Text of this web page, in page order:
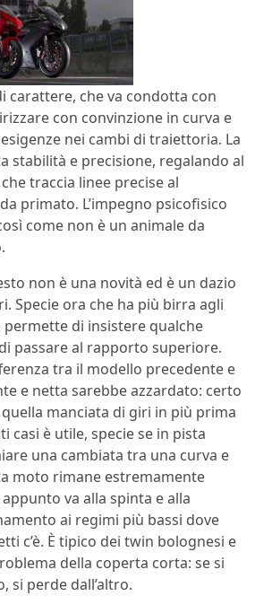
carattere, che va condotta con
con convinzione in curva e
nei cambi di traiettoria. La
stabilità e precisione, regalando al
traccia linee precise al
primato. L’impegno psicofisico
come non è un animale da
non è una novità ed è un dazio
Specie ora che ha più birra agli
di insistere qualche
passare al rapporto superiore.
tra il modello precedente e
e netta sarebbe azzardato: certo
quella manciata di giri in più prima
casi è utile, specie se in pista
una cambiata tra una curva e
moto rimane estremamente
va alla spinta e alla
ai regimi più bassi dove
c’è. È tipico dei twin bolognesi e
della coperta corta: se si
si perde dall’altro.